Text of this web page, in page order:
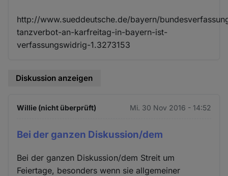
http://www.sueddeutsche.de/bayern/
tanzverbot-an-karfreitag-in-bayern-ist-
verfassungswidrig-1.3273153
Diskussion anzeigen
Willie (nicht überprüft) Mi. 30 Nov 2016 - 14:52
Bei der ganzen Diskussion/dem
Bei der ganzen Diskussion/dem Streit um
Feiertage, besonders wenn sie allgemeiner